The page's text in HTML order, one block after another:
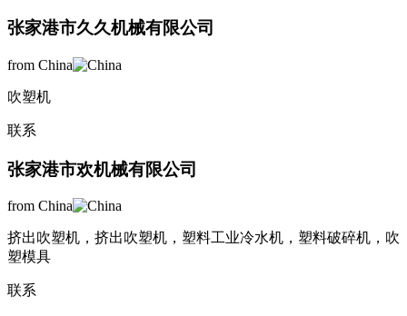
张家港市久久机械有限公司
from China
吹塑机
联系
张家港市欢机械有限公司
from China
挤出吹塑机，挤出吹塑机，塑料工业冷水机，塑料破碎机，吹
塑模具
联系